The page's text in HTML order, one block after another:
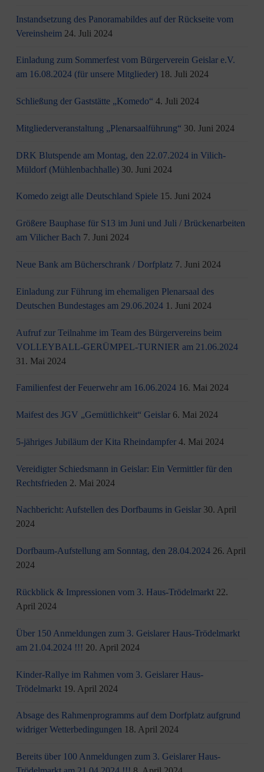
Instandsetzung des Panoramabildes auf der Rückseite vom
Vereinsheim 24. Juli 2024
Einladung zum Sommerfest vom Bürgerverein Geislar e.V.
am 16.08.2024 (für unsere Mitglieder) 18. Juli 2024
Schließung der Gaststätte „Komedo“ 4. Juli 2024
Mitgliederveranstaltung „Plenarsaalführung“ 30. Juni 2024
DRK Blutspende am Montag, den 22.07.2024 in Vilich-
Müldorf (Mühlenbachhalle) 30. Juni 2024
Komedo zeigt alle Deutschland Spiele 15. Juni 2024
Größere Bauphase für S13 im Juni und Juli / Brü­cken­ar­bei­ten
am Vi­li­cher Bach 7. Juni 2024
Neue Bank am Bücherschrank / Dorfplatz 7. Juni 2024
Einladung zur Führung im ehemaligen Plenarsaal des
Deutschen Bundestages am 29.06.2024 1. Juni 2024
Aufruf zur Teilnahme im Team des Bürgervereins beim
VOLLEYBALL-GERÜMPEL-TURNIER am 21.06.2024
31. Mai 2024
Familienfest der Feuerwehr am 16.06.2024 16. Mai 2024
Maifest des JGV „Gemütlichkeit“ Geislar 6. Mai 2024
5-jähriges Jubiläum der Kita Rheindampfer 4. Mai 2024
Vereidigter Schiedsmann in Geislar: Ein Vermittler für den
Rechtsfrieden 2. Mai 2024
Nachbericht: Aufstellen des Dorfbaums in Geislar 30. April
2024
Dorfbaum-Aufstellung am Sonntag, den 28.04.2024 26. April
2024
Rückblick & Impressionen vom 3. Haus-Trödelmarkt 22.
April 2024
Über 150 Anmeldungen zum 3. Geislarer Haus-Trödelmarkt
am 21.04.2024 !!! 20. April 2024
Kinder-Rallye im Rahmen vom 3. Geislarer Haus-
Trödelmarkt 19. April 2024
Absage des Rahmenprogramms auf dem Dorfplatz aufgrund
widriger Wetterbedingungen 18. April 2024
Bereits über 100 Anmeldungen zum 3. Geislarer Haus-